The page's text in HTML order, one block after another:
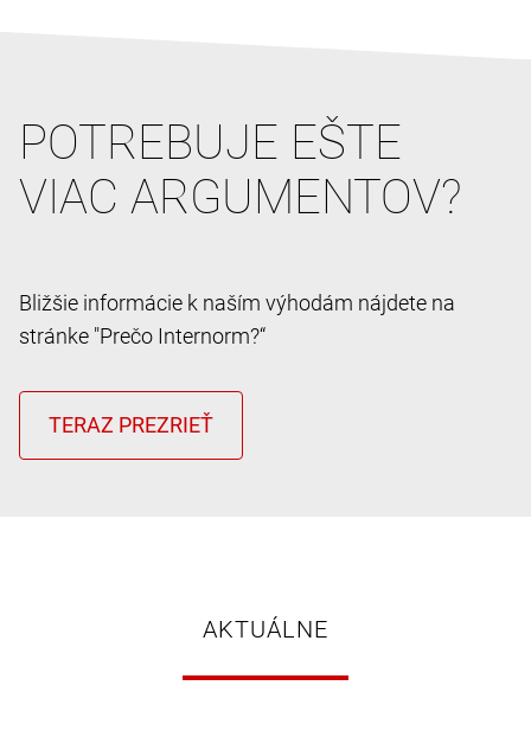
POTREBUJE EŠTE
VIAC ARGUMENTOV?
Bližšie informácie k naším výhodám nájdete na
stránke "Prečo Internorm?“
AKTUÁLNE